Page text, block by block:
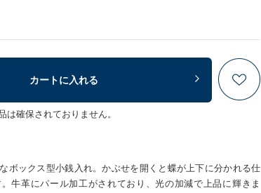
カートに入れる
確保されておりません。
ボックス型小銭入れ。かぶせを開くと蝶が上下に分かれる仕
牛革にパール加工がされており、光の加減で上品に輝きま